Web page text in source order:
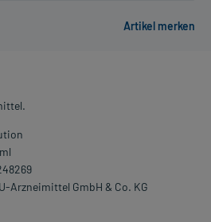
Arzneimittel GmbH & Co. KG